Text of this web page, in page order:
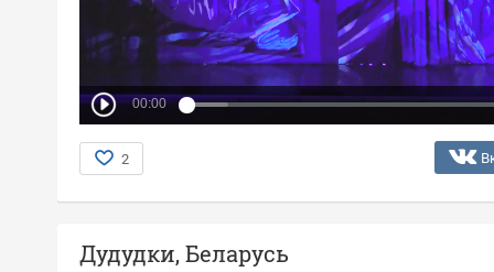
00:00
2
Дудудки, Беларусь